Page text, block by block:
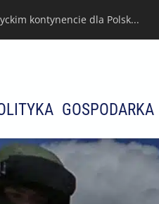
kontynencie dla Polsk...
GOSPODARKA